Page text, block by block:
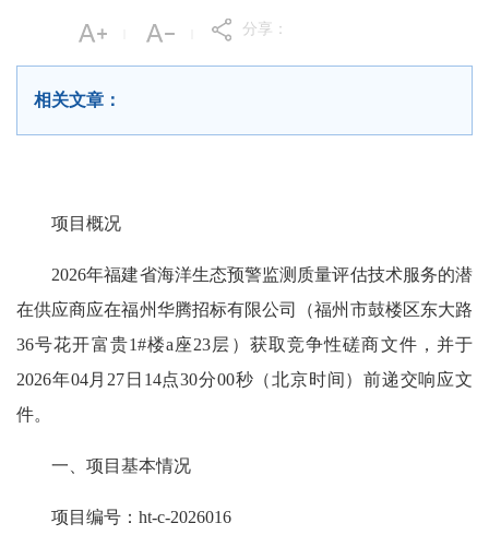
分享：
相关文章：
项目概况
2026年福建省海洋生态预警监测质量评估技术服务的潜
在供应商应在福州华腾招标有限公司（福州市鼓楼区东大路
36号花开富贵1#楼a座23层）获取竞争性磋商文件，并于
2026年04月27日14点30分00秒（北京时间）前递交响应文
件。
一、项目基本情况
项目编号：ht-c-2026016